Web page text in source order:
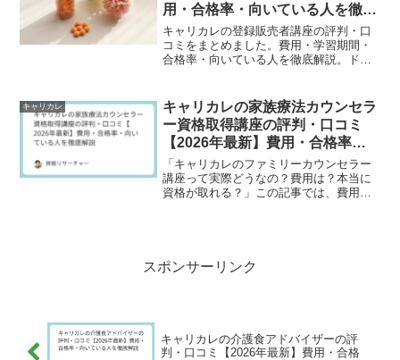
用・合格率・向いている人を徹底
解説
キャリカレの登録販売者講座の評判・口
コミをまとめました。費用・学習期間・
合格率・向いている人を徹底解説。ドラ
キャリカレ
キャリカレの家族療法カウンセラ
ー資格取得講座の評判・口コミ
【2026年最新】費用・合格率・
向いている人を徹底解説
「キャリカレのファミリーカウンセラー
講座って実際どうなの？費用は？本当に
資格が取れる？」この記事では、費用・
スポンサーリンク
キャリカレの介護食アドバイザーの評
判・口コミ【2026年最新】費用・合格